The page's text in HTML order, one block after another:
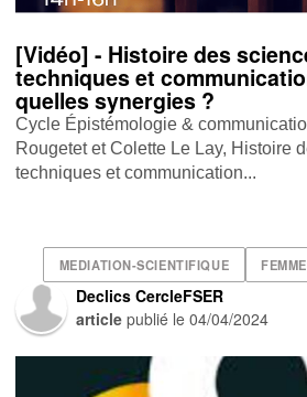
[Vidéo] - Histoire des
techniques et
quelles synergies ?
Cycle Épistémologie &
Rougetet et Colette Le Lay, Histoire
techniques et communication...
MEDIATION-SCIENTIFIQUE
Declics CercleFSER
article publié le04/04/2024